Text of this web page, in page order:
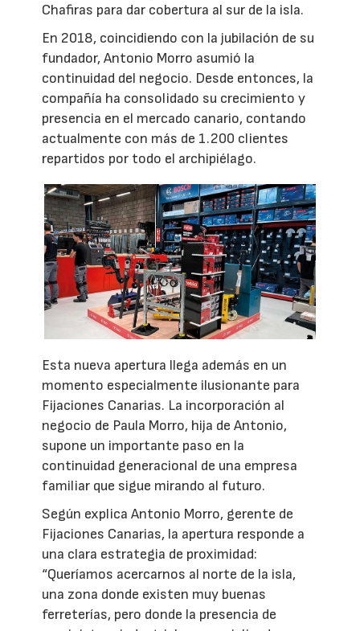
Chafiras para dar cobertura al sur de la isla.
En 2018, coincidiendo con la jubilación de su
fundador, Antonio Morro asumió la
continuidad del negocio. Desde entonces, la
compañía ha consolidado su crecimiento y
presencia en el mercado canario, contando
actualmente con más de 1.200 clientes
repartidos por todo el archipiélago.
Esta nueva apertura llega además en un
momento especialmente ilusionante para
Fijaciones Canarias. La incorporación al
negocio de Paula Morro, hija de Antonio,
supone un importante paso en la
continuidad generacional de una empresa
familiar que sigue mirando al futuro.
Según explica Antonio Morro, gerente de
Fijaciones Canarias, la apertura responde a
una clara estrategia de proximidad:
“Queríamos acercarnos al norte de la isla,
una zona donde existen muy buenas
ferreterías, pero donde la presencia de